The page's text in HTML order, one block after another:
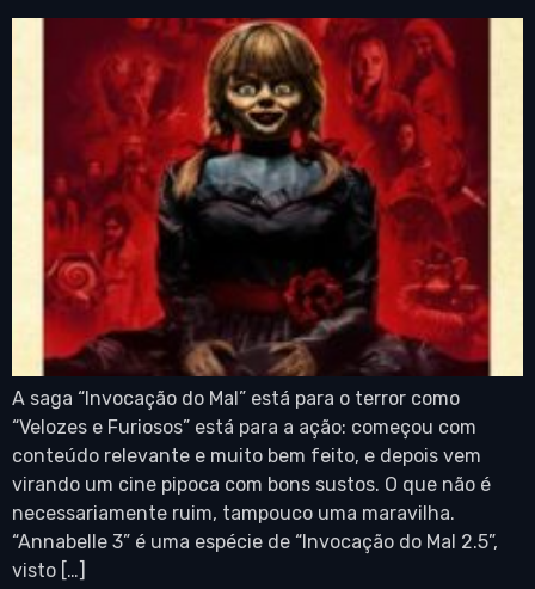
A saga “Invocação do Mal” está para o terror como
“Velozes e Furiosos” está para a ação: começou com
conteúdo relevante e muito bem feito, e depois vem
virando um cine pipoca com bons sustos. O que não é
necessariamente ruim, tampouco uma maravilha.
“Annabelle 3” é uma espécie de “Invocação do Mal 2.5”,
visto […]